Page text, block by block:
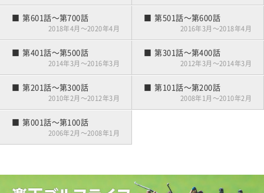
第601話～第700話
2018年4月～2020年4月
第501話～第600話
2016年3月～2018年4月
第401話～第500話
2014年3月～2016年3月
第301話～第400話
2012年3月～2014年3月
第201話～第300話
2010年2月～2012年3月
第101話～第200話
2008年1月～2010年2月
第001話～第100話
2006年2月～2008年1月